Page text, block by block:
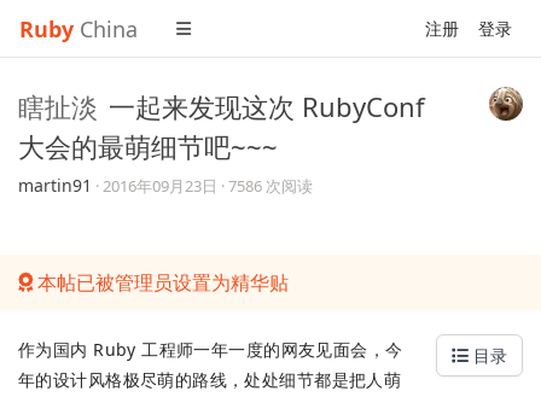
Ruby China 注册 登录
瞎扯淡 一起来发现这次 RubyConf
大会的最萌细节吧~~~
martin91 ·2016年09月23日 · 7586 次阅读
本帖已被管理员设置为精华贴
目录
作为国内 Ruby 工程师一年一度的网友见面会，今
年的设计风格极尽萌的路线，处处细节都是把人萌